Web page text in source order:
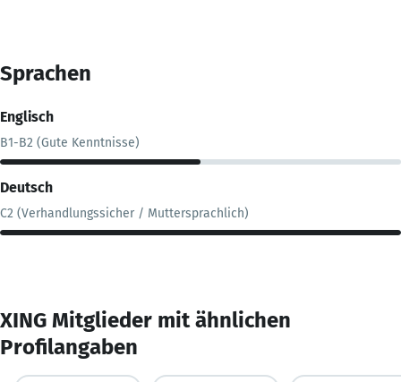
Sprachen
Englisch
B1-B2 (Gute Kenntnisse)
Deutsch
C2 (Verhandlungssicher / Muttersprachlich)
XING Mitglieder mit ähnlichen
Profilangaben